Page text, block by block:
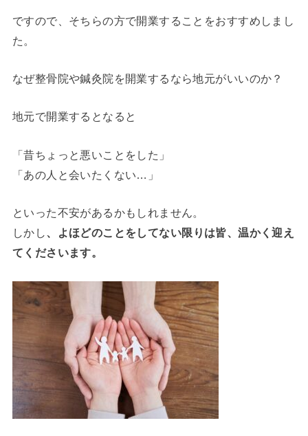
ですので、そちらの方で開業することをおすすめしまし
た。
なぜ整骨院や鍼灸院を開業するなら地元がいいのか？
地元で開業するとなると
「昔ちょっと悪いことをした」
「あの人と会いたくない…」
といった不安があるかもしれません。
しかし、よほどのことをしてない限りは皆、温かく迎え
てくださいます。